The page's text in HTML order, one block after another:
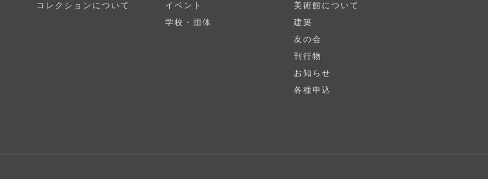
コレクションについて
イベント
学校・団体
美術館について
建築
友の会
刊行物
お知らせ
各種申込